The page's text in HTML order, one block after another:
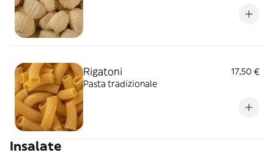
Rigatoni
17,50 €
Pasta tradizionale
Insalate